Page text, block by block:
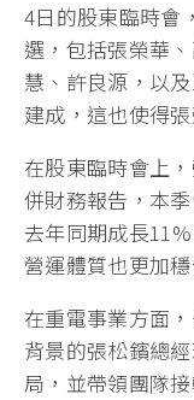
4日的股東臨時會
選，包括張榮華
慧、許良源，以
建成，這也使得
在股東臨時會上
併財務報告，本
去年同期成長
營運體質也更加穩
在重電事業方面
背景的張松鑌總
局，並帶領團隊